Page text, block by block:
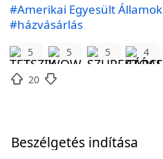
#Amerikai Egyesült Államok
#házvásárlás
5 5 5 4
20
Beszélgetés indítása